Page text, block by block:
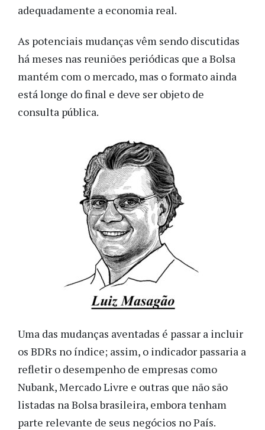
adequadamente a economia real.
As potenciais mudanças vêm sendo discutidas
há meses nas reuniões periódicas que a Bolsa
mantém com o mercado, mas o formato ainda
está longe do final e deve ser objeto de
consulta pública.
Uma das mudanças aventadas é passar a incluir
os BDRs no índice; assim, o indicador passaria a
refletir o desempenho de empresas como
Nubank, Mercado Livre e outras que não são
listadas na Bolsa brasileira, embora tenham
parte relevante de seus negócios no País.